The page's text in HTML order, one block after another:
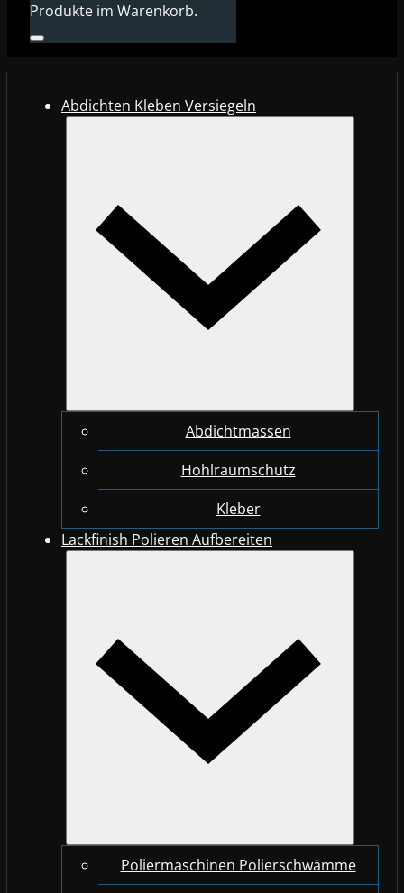
Produkte im Warenkorb.
Abdichten Kleben Versiegeln
Abdichtmassen
Hohlraumschutz
Kleber
Lackfinish Polieren Aufbereiten
Poliermaschinen Polierschwämme